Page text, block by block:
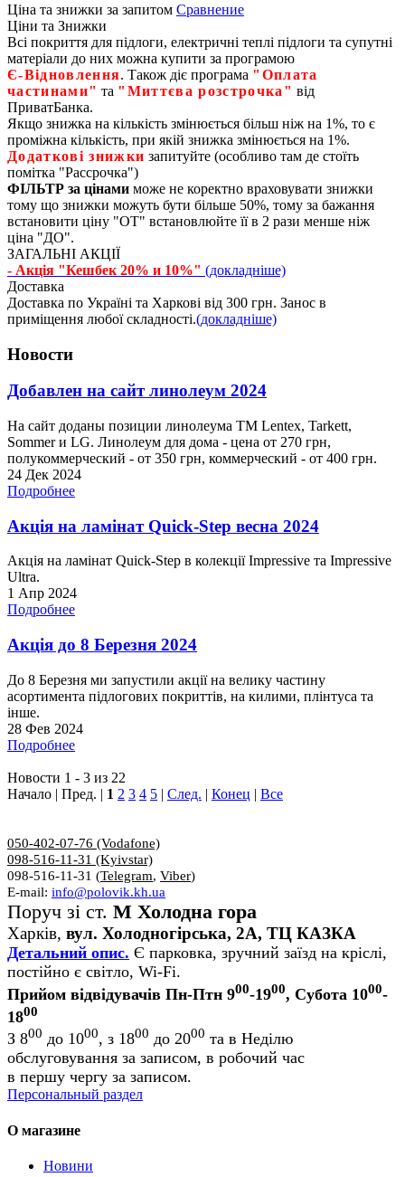
Ціна та знижки за запитом Сравнение
Ціни та Знижки
Всі покриття для підлоги, електричні теплі підлоги та супутні
матеріали до них можна купити за програмою
Є‑Відновлення. Також діє програма "Оплата
частинами" та "Миттєва розстрочка" від
ПриватБанка.
Якщо знижка на кількість змінюється більш ніж на 1%, то є
проміжна кількість, при якій знижка змінюється на 1%.
Додаткові знижки запитуйте (особливо там де стоїть
помітка "Рассрочка")
ФІЛЬТР за цінами може не коректно враховувати знижки
тому що знижки можуть бути більше 50%, тому за бажання
встановити ціну "ОТ" встановлюйте її в 2 рази менше ніж
ціна "ДО".
ЗАГАЛЬНІ АКЦІЇ
- Акція "Кешбек 20% и 10%" (докладніше)
Доставка
Доставка по Україні та Харкові від 300 грн. Занос в
приміщення любої складності.(докладніше)
Новости
Добавлен на сайт линолеум 2024
На сайт доданы позиции линолеума ТМ Lentex, Tarkett,
Sommer и LG. Линолеум для дома - цена от 270 грн,
полукоммерческий - от 350 грн, коммерческий - от 400 грн.
24 Дек 2024
Подробнее
Акція на ламінат Quick-Step весна 2024
Акція на ламінат Quick-Step в колекції Impressive та Impressive
Ultra.
1 Апр 2024
Подробнее
Акція до 8 Березня 2024
До 8 Березня ми запустили акції на велику частину
асортимента підлогових покриттів, на килими, плінтуса та
інше.
28 Фев 2024
Подробнее
Новости 1 - 3 из 22
Начало | Пред. | 1 2 3 4 5 | След. | Конец | Все
050-402-07-76 (Vodafone)
098-516-11-31 (Kyivstar)
098-516-11-31 (Telegram, Viber)
E-mail: info@polovik.kh.ua
Поруч зі ст. М Холодна гора
Харків, вул. Холодногірська, 2А, ТЦ КАЗКА
Детальний опис. Є парковка, зручний заїзд на кріслі,
постійно є світло, Wi-Fi.
Прийом відвідувачів Пн-Птн 900-1900, Субота 1000-
1800
З 800 до 1000, з 1800 до 2000 та в Неділю
обслуговування за записом, в робочий час
в першу чергу за записом.
Персональный раздел
О магазине
Новини